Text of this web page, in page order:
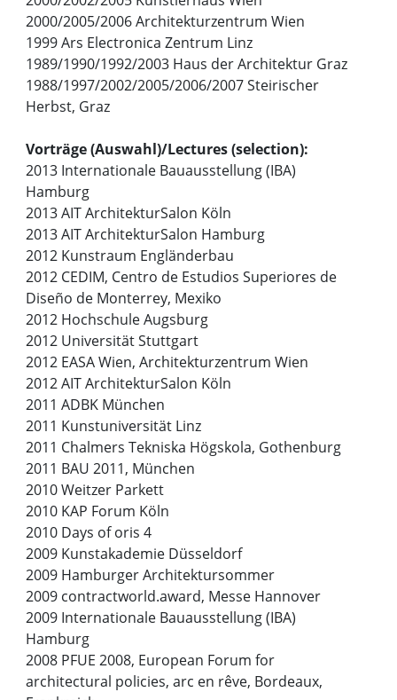
2000/2005/2006 Architekturzentrum Wien
1999 Ars Electronica Zentrum Linz
1989/1990/1992/2003 Haus der Architektur Graz
1988/1997/2002/2005/2006/2007 Steirischer
Herbst, Graz
Vorträge (Auswahl)/Lectures (selection):
2013 Internationale Bauausstellung (IBA)
Hamburg
2013 AIT ArchitekturSalon Köln
2013 AIT ArchitekturSalon Hamburg
2012 Kunstraum Engländerbau
2012 CEDIM, Centro de Estudios Superiores de
Diseño de Monterrey, Mexiko
2012 Hochschule Augsburg
2012 Universität Stuttgart
2012 EASA Wien, Architekturzentrum Wien
2012 AIT ArchitekturSalon Köln
2011 ADBK München
2011 Kunstuniversität Linz
2011 Chalmers Tekniska Högskola, Gothenburg
2011 BAU 2011, München
2010 Weitzer Parkett
2010 KAP Forum Köln
2010 Days of oris 4
2009 Kunstakademie Düsseldorf
2009 Hamburger Architektursommer
2009 contractworld.award, Messe Hannover
2009 Internationale Bauausstellung (IBA)
Hamburg
2008 PFUE 2008, European Forum for
architectural policies, arc en rêve, Bordeaux,